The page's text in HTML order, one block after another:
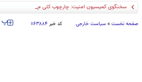
سخنگوی کمیسیون امنیت: چارچوب کلی مذاکرات ایران و
صفحه نخست » سیاست خارجی کد خبر۱۱۶۳۸۸۴ ‍‍‍ پ